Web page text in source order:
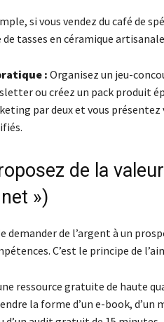
si vous vendez du café de
de tasses en céramique
:Organisez un jeu-
ou créez un pack produit
par deux et vous présentez
de la
»)
demander de l’argent à un
C’est le principe de
ressource gratuite de haute
la forme d’un e-book,